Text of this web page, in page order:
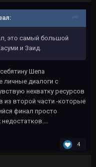
это самый большой
и Заид.
Шепа
личные диалоги с
нехватку ресурсов
из второй части -которые
финал просто
4